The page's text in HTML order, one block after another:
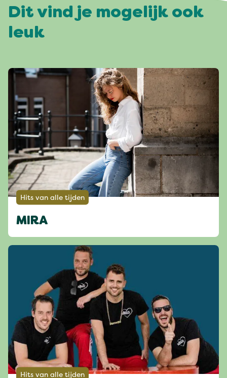
Dit vind je mogelijk ook
leuk
Hits van alle tijden
MIRA
Hits van alle tijden